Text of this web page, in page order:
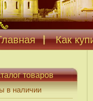
Как
товаров
в наличии